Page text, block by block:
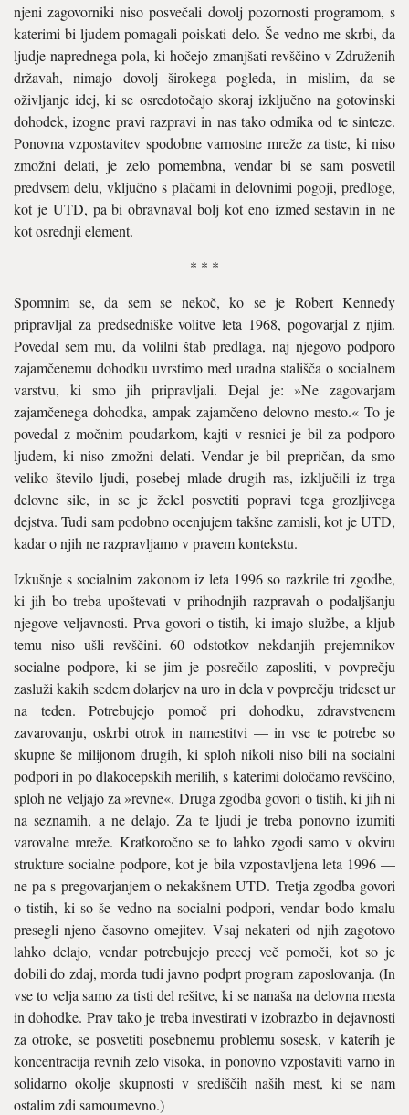
njeni zagovorniki niso posvečali dovolj pozornosti programom, s
katerimi bi ljudem pomagali poiskati delo. Še vedno me skrbi, da
ljudje naprednega pola, ki hočejo zmanjšati revščino v Združenih
državah, nimajo dovolj širokega pogleda, in mislim, da se
oživljanje idej, ki se osredotočajo skoraj izključno na gotovinski
dohodek, izogne pravi razpravi in nas tako odmika od te sinteze.
Ponovna vzpostavitev spodobne varnostne mreže za tiste, ki niso
zmožni delati, je zelo pomembna, vendar bi se sam posvetil
predvsem delu, vključno s plačami in delovnimi pogoji, predloge,
kot je UTD, pa bi obravnaval bolj kot eno izmed sestavin in ne
kot osrednji element.
* * *
Spomnim se, da sem se nekoč, ko se je Robert Kennedy
pripravljal za predsedniške volitve leta 1968, pogovarjal z njim.
Povedal sem mu, da volilni štab predlaga, naj njegovo podporo
zajamčenemu dohodku uvrstimo med uradna stališča o socialnem
varstvu, ki smo jih pripravljali. Dejal je: »Ne zagovarjam
zajamčenega dohodka, ampak zajamčeno delovno mesto.« To je
povedal z močnim poudarkom, kajti v resnici je bil za podporo
ljudem, ki niso zmožni delati. Vendar je bil prepričan, da smo
veliko število ljudi, posebej mlade drugih ras, izključili iz trga
delovne sile, in se je želel posvetiti popravi tega grozljivega
dejstva. Tudi sam podobno ocenjujem takšne zamisli, kot je UTD,
kadar o njih ne razpravljamo v pravem kontekstu.
Izkušnje s socialnim zakonom iz leta 1996 so razkrile tri zgodbe,
ki jih bo treba upoštevati v prihodnjih razpravah o podaljšanju
njegove veljavnosti. Prva govori o tistih, ki imajo službe, a kljub
temu niso ušli revščini. 60 odstotkov nekdanjih prejemnikov
socialne podpore, ki se jim je posrečilo zaposliti, v povprečju
zasluži kakih sedem dolarjev na uro in dela v povprečju trideset ur
na teden. Potrebujejo pomoč pri dohodku, zdravstvenem
zavarovanju, oskrbi otrok in namestitvi — in vse te potrebe so
skupne še milijonom drugih, ki sploh nikoli niso bili na socialni
podpori in po dlakocepskih merilih, s katerimi določamo revščino,
sploh ne veljajo za »revne«. Druga zgodba govori o tistih, ki jih ni
na seznamih, a ne delajo. Za te ljudi je treba ponovno izumiti
varovalne mreže. Kratkoročno se to lahko zgodi samo v okviru
strukture socialne podpore, kot je bila vzpostavljena leta 1996 —
ne pa s pregovarjanjem o nekakšnem UTD. Tretja zgodba govori
o tistih, ki so še vedno na socialni podpori, vendar bodo kmalu
presegli njeno časovno omejitev. Vsaj nekateri od njih zagotovo
lahko delajo, vendar potrebujejo precej več pomoči, kot so je
dobili do zdaj, morda tudi javno podprt program zaposlovanja. (In
vse to velja samo za tisti del rešitve, ki se nanaša na delovna mesta
in dohodke. Prav tako je treba investirati v izobrazbo in dejavnosti
za otroke, se posvetiti posebnemu problemu sosesk, v katerih je
koncentracija revnih zelo visoka, in ponovno vzpostaviti varno in
solidarno okolje skupnosti v središčih naših mest, ki se nam
ostalim zdi samoumevno.)